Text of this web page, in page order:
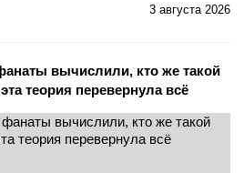
3 августа 2026
вычислили, кто же такой
теория перевернула всё